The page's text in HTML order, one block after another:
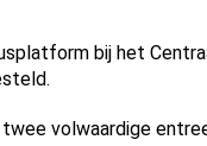
bij het
volwaardige